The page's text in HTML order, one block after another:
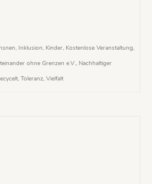
, Inklusion, Kinder, Kostenlose Veranstaltung,
ohne Grenzen e.V., Nachhaltiger
, Toleranz, Vielfalt